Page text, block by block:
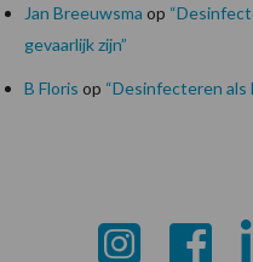
Jan Breeuwsma op
gevaarlijk zijn”
B Floris op “Desinfecteren als